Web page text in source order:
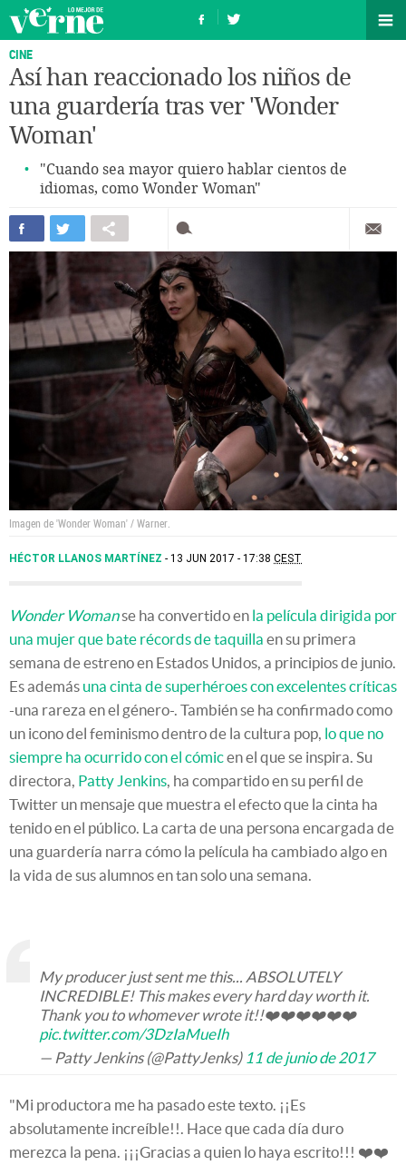
CINE
Así han reaccionado los niños de
una guardería tras ver 'Wonder
Woman'
"Cuando sea mayor quiero hablar cientos de
idiomas, como Wonder Woman"
Imagen de 'Wonder Woman' / Warner.
HÉCTOR LLANOS MARTÍNEZ 13 JUN 2017 - 17:38 CEST
Wonder Womanse ha convertido en la película dirigida por
una mujer que bate récords de taquilla en su primera
semana de estreno en Estados Unidos, a principios de junio.
Es además una cinta de superhéroes con excelentes críticas
-una rareza en el género-. También se ha confirmado como
un icono del feminismo dentro de la cultura pop, lo que no
siempre ha ocurrido con el cómicen el que se inspira. Su
directora, Patty Jenkins , ha compartido en su perfil de
Twitter un mensaje que muestra el efecto que la cinta ha
tenido en el público. La carta de una persona encargada de
una guardería narra cómo la película ha cambiado algo en
la vida de sus alumnos en tan solo una semana.
My producer just sent me this... ABSOLUTELY
INCREDIBLE! This makes every hard day worth it.
Thank you to whomever wrote it!!❤️❤️❤️❤️❤️❤️
pic.twitter.com/3DzIaMueIh
— Patty Jenkins (@PattyJenks) 11 de junio de 2017
"Mi productora me ha pasado este texto. ¡¡Es
absolutamente increíble!!. Hace que cada día duro
merezca la pena. ¡¡¡Gracias a quien lo haya escrito!!! ❤️❤️